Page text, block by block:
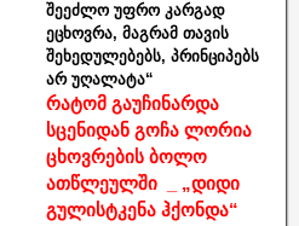
შეეძლო უფრო კარგად
ეცხოვრა, მაგრამ თავის
შეხედულებებს, პრინციპებს
არ უღალატა“
რატომ გაუჩინარდა
სცენიდან გოჩა ლორია
ცხოვრების ბოლო
ათწლეულში _ „დიდი
გულისტკენა ჰქონდა“